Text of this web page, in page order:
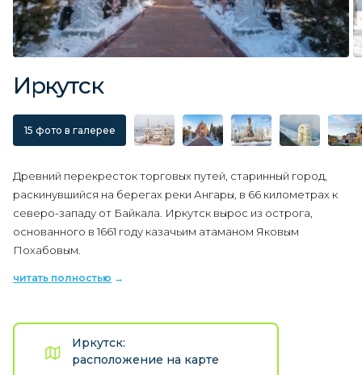
Иркутск
15 фото в галерее
Древний перекресток торговых путей, старинный город,
раскинувшийся на берегах реки Ангары, в 66 километрах к
северо-западу от Байкала. Иркутск вырос из острога,
основанного в 1661 году казачьим атаманом Яковым
Похабовым.
читать полностью
Иркутск:
расположение на карте